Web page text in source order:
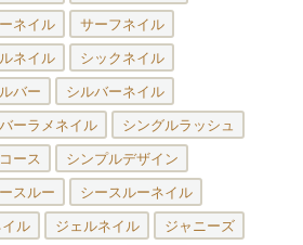
ネイル サーフネイル
ネイル シックネイル
バー シルバーネイル
ーラメネイル シングルラッシュ
ース シンプルデザイン
スルー シースルーネイル
ル ジェルネイル ジャニーズ